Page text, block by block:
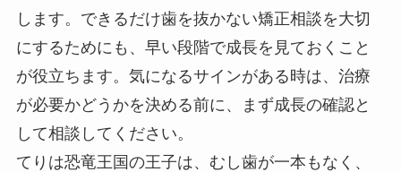
します。できるだけ歯を抜かない矯正相談を大切
にするためにも、早い段階で成長を見ておくこと
が役立ちます。気になるサインがある時は、治療
が必要かどうかを決める前に、まず成長の確認と
して相談してください。
てりは恐竜王国の王子は、むし歯が一本もなく、